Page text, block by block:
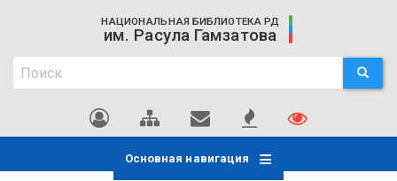
содержанию
НАЦИОНАЛЬНАЯ БИБЛИОТЕКА РД
им. Расула Гамзатова
Поиск
Поиск ПОИСК
Основная навигация